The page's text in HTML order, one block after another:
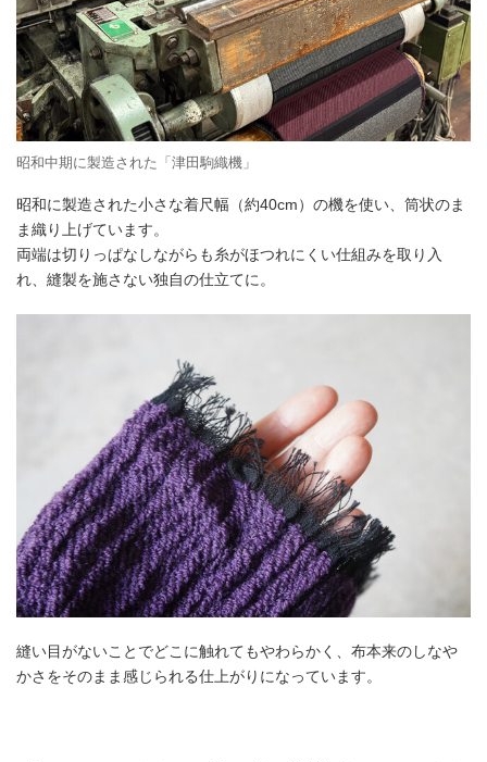
昭和中期に製造された「津田駒織機」
昭和に製造された小さな着尺幅（約40cm）の機を使い、筒状のま
ま織り上げています。
両端は切りっぱなしながらも糸がほつれにくい仕組みを取り入
れ、縫製を施さない独自の仕立てに。
縫い目がないことでどこに触れてもやわらかく、布本来のしなや
かさをそのまま感じられる仕上がりになっています。